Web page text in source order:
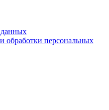
обработки персональных